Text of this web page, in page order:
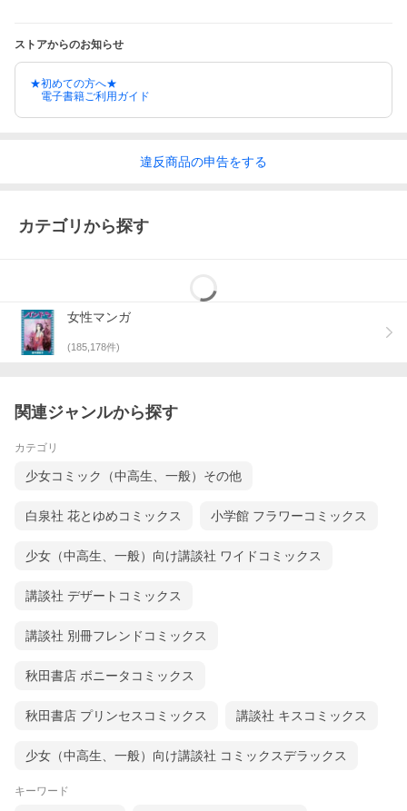
ストアからのお知らせ
★初めての方へ★
電子書籍ご利用ガイド
違反商品の申告をする
カテゴリから探す
女性マンガ
(185,178件)
関連ジャンルから探す
カテゴリ
少女コミック（中高生、一般）その他
白泉社 花とゆめコミックス 小学館 フラワーコミックス
少女（中高生、一般）向け講談社 ワイドコミックス
講談社 デザートコミックス
講談社 別冊フレンドコミックス
秋田書店 ボニータコミックス
秋田書店 プリンセスコミックス 講談社 キスコミックス
少女（中高生、一般）向け講談社 コミックスデラックス
キーワード